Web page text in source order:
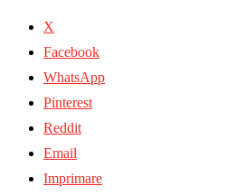
X
Facebook
WhatsApp
Pinterest
Reddit
Email
Imprimare